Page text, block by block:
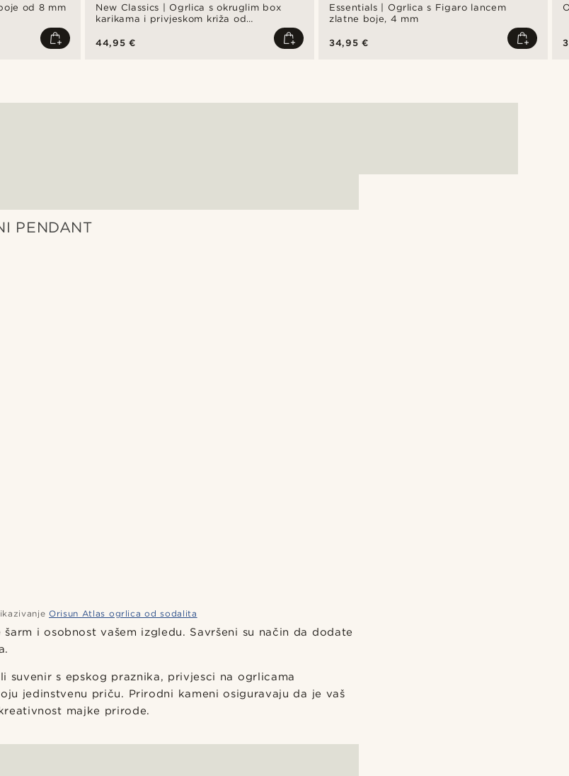
od 8 mm
New Classics | Ogrlica s okruglim box
karikama i privjeskom križa od
nehrđajućeg čelika srebrne boje, 3 mm
44,95 €
Essentials | Ogrlica s Figaro lancem
zlatne boje, 4 mm
34,95 €
PENDANT
Orisun Atlas ogrlica od sodalita
i osobnost vašem izgledu. Savršeni su način da dodate
suvenir s epskog praznika, privjesci na ogrlicama
jedinstvenu priču. Prirodni kameni osiguravaju da je vaš
majke prirode.